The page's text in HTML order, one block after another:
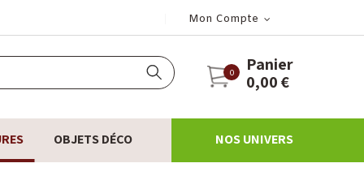
Mon Compte
0
Panier
0,00 €
OBJETS DÉCO NOS UNIVERS